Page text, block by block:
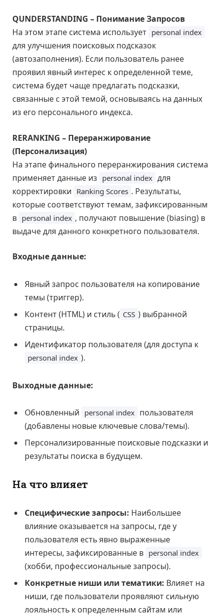
QUNDERSTANDING – Понимание Запросов
На этом этапе система использует personal index
для улучшения поисковых подсказок
(автозаполнения). Если пользователь ранее
проявил явный интерес к определенной теме,
система будет чаще предлагать подсказки,
связанные с этой темой, основываясь на данных
из его персонального индекса.
RERANKING – Переранжирование
(Персонализация)
На этапе финального переранжирования система
применяет данные из personal index для
корректировки Ranking Scores . Результаты,
которые соответствуют темам, зафиксированным
в personal index , получают повышение (biasing) в
выдаче для данного конкретного пользователя.
Входные данные:
Явный запрос пользователя на копирование
темы (триггер).
Контент (HTML) и стиль ( CSS ) выбранной
страницы.
Идентификатор пользователя (для доступа к
personal index ).
Выходные данные:
Обновленный personal index пользователя
(добавлены новые ключевые слова/темы).
Персонализированные поисковые подсказки и
результаты поиска в будущем.
На что влияет
Специфические запросы: Наибольшее
влияние оказывается на запросы, где у
пользователя есть явно выраженные
интересы, зафиксированные в personal index
(хобби, профессиональные запросы).
Конкретные ниши или тематики: Влияет на
ниши, где пользователи проявляют сильную
лояльность к определенным сайтам или